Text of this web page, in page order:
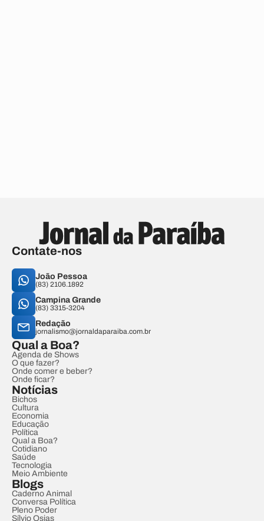
Contate-nos
João Pessoa
(83) 2106.1892
Campina Grande
(83) 3315-3204
Redação
jornalismo@jornaldaparaiba.com.br
Qual a Boa?
Agenda de Shows
O que fazer?
Onde comer e beber?
Onde ficar?
Notícias
Bichos
Cultura
Economia
Educação
Política
Qual a Boa?
Cotidiano
Saúde
Tecnologia
Meio Ambiente
Blogs
Caderno Animal
Conversa Política
Pleno Poder
Sílvio Osias